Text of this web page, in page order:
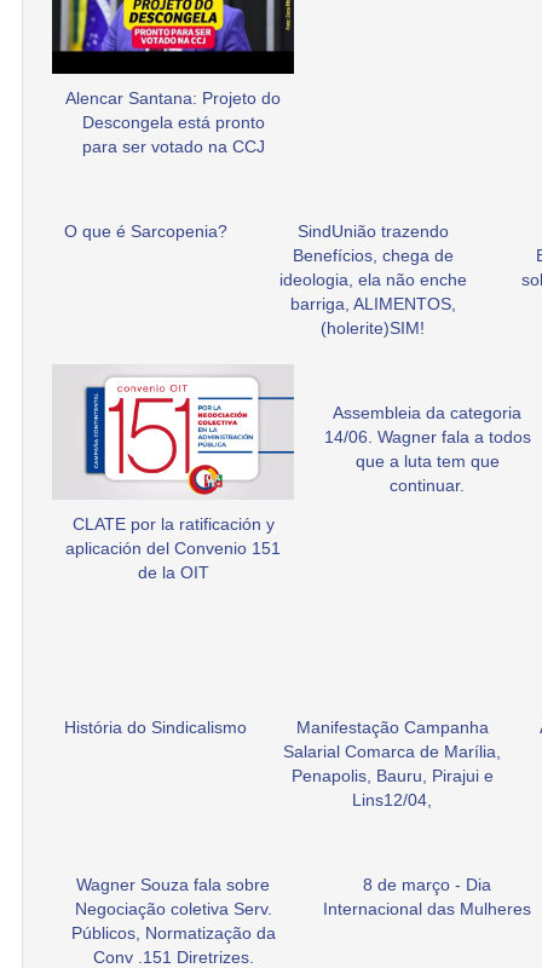
Alencar Santana: Projeto do
Descongela está pronto
para ser votado na CCJ
O que é Sarcopenia?
SindUnião trazendo
Benefícios, chega de
ideologia, ela não enche
barriga, ALIMENTOS,
(holerite)SIM!
CLATE por la ratificación y
aplicación del Convenio 151
de la OIT
Assembleia da categoria
14/06. Wagner fala a todos
que a luta tem que
continuar.
História do Sindicalismo
Manifestação Campanha
Salarial Comarca de Marília,
Penapolis, Bauru, Pirajui e
Lins12/04,
Wagner Souza fala sobre
Negociação coletiva Serv.
Públicos, Normatização da
Conv .151 Diretrizes.
8 de março - Dia
Internacional das Mulheres